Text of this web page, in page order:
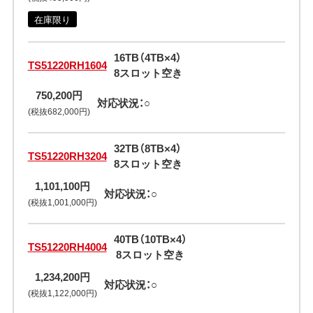
在庫限り
TS51220RH1604 16TB（4TB×4）
8スロット空き
750,200円
(税抜682,000円)
対応状況：○
TS51220RH3204 32TB（8TB×4）
8スロット空き
1,101,100円
(税抜1,001,000円)
対応状況：○
TS51220RH4004 40TB（10TB×4）
8スロット空き
1,234,200円
(税抜1,122,000円)
対応状況：○